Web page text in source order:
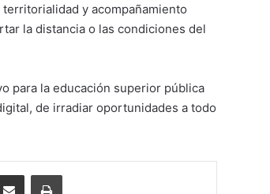
y acompañamiento
la distancia o las condiciones del
para la educación superior pública
de irradiar oportunidades a todo
Share via Email Print